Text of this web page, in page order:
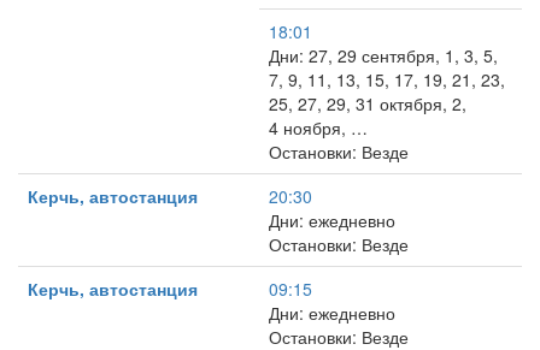
18:01
Дни: 27, 29 сентября, 1, 3, 5,
7, 9, 11, 13, 15, 17, 19, 21, 23,
25, 27, 29, 31 октября, 2,
4 ноября, …
Остановки: Везде
Керчь, автостанция
20:30
Дни: ежедневно
Остановки: Везде
Керчь, автостанция
09:15
Дни: ежедневно
Остановки: Везде